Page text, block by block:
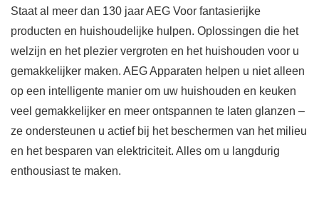
Staat al meer dan 130 jaar AEG Voor fantasierijke
producten en huishoudelijke hulpen. Oplossingen die het
welzijn en het plezier vergroten en het huishouden voor u
gemakkelijker maken. AEG Apparaten helpen u niet alleen
op een intelligente manier om uw huishouden en keuken
veel gemakkelijker en meer ontspannen te laten glanzen –
ze ondersteunen u actief bij het beschermen van het milieu
en het besparen van elektriciteit. Alles om u langdurig
enthousiast te maken.